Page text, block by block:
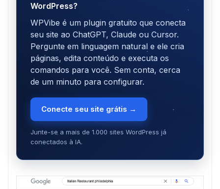
WordPress?
WPVibe é um plugin gratuito que conecta
seu site ao ChatGPT, Claude ou Cursor.
Pergunte em linguagem natural e ele cria
páginas, edita conteúdo e executa os
comandos para você. Sem conta, cerca
de um minuto para configurar.
Conecte seu site grátis →
Junte-se a mais de 1.000 sites WordPress já
conectados à IA.